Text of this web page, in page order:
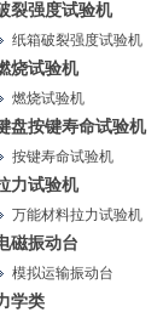
裂强度试验机
纸箱破裂强度试验机
烧试验机
燃烧试验机
盘按键寿命试验机
按键寿命试验机
力试验机
万能材料拉力试验机
磁振动台
模拟运输振动台
学类